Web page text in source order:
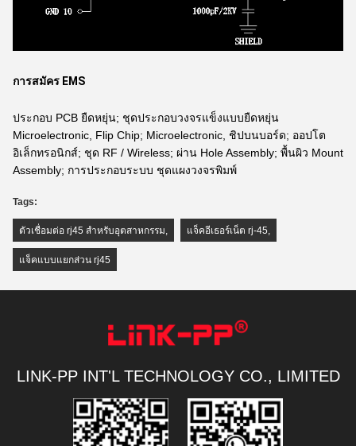
การสมัคร EMS
ประกอบ PCB ยืดหยุ่น; ชุดประกอบวงจรแข็งแบบยืดหยุ่น
Microelectronic, Flip Chip; Microelectronic, ชิปบนบอร์ด; ออปโต
อิเล็กทรอนิกส์; ชุด RF / Wireless; ผ่าน Hole Assembly; พื้นผิว Mount
Assembly; การประกอบระบบ ชุดแผงวงจรพิมพ์
Tags:
ตัวเชื่อมต่อ rj45 สำหรับอุตสาหกรรม, แจ็คอีเธอร์เน็ต rj-45,
แจ็คแบบแยกส่วน rj45
LINK-PP INT'L TECHNOLOGY CO., LIMITED